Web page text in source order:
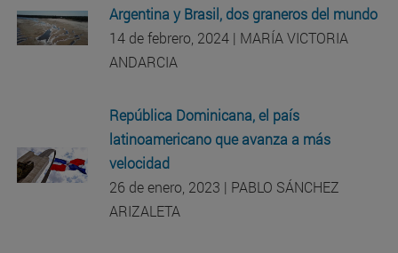
Argentina y Brasil, dos graneros del mundo
14 de febrero, 2024 | MARÍA VICTORIA
ANDARCIA
República Dominicana, el país
latinoamericano que avanza a más
velocidad
26 de enero, 2023 | PABLO SÁNCHEZ
ARIZALETA